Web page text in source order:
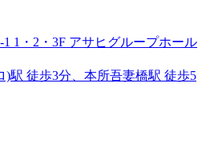
1・2・3F アサヒグループホール
駅 徒歩3分、本所吾妻橋駅 徒歩5